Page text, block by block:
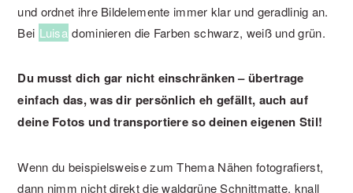
und ordnet ihre Bildelemente immer klar und geradlinig an.
Bei Luisa dominieren die Farben schwarz, weiß und grün.
Du musst dich gar nicht einschränken – übertrage
einfach das, was dir persönlich eh gefällt, auch auf
deine Fotos und transportiere so deinen eigenen Stil!
Wenn du beispielsweise zum Thema Nähen fotografierst,
dann nimm nicht direkt die waldgrüne Schnittmatte, knall